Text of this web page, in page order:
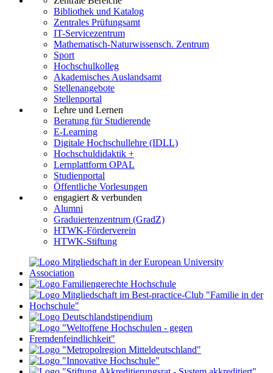
Bibliothek und Katalog
Zentrales Prüfungsamt
IT-Servicezentrum
Mathematisch-Naturwissensch. Zentrum
Sport
Hochschulkolleg
Akademisches Auslandsamt
Stellenangebote
Stellenportal
Lehre und Lernen
Beratung für Studierende
E-Learning
Digitale Hochschullehre (IDLL)
Hochschuldidaktik +
Lernplattform OPAL
Studienportal
Öffentliche Vorlesungen
engagiert & verbunden
Alumni
Graduiertenzentrum (GradZ)
HTWK-Förderverein
HTWK-Stiftung